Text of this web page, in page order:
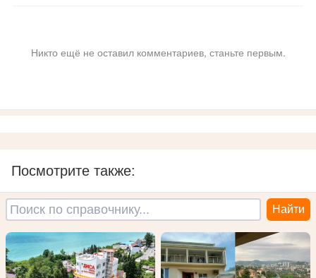
Никто ещё не оставил комментариев, станьте первым.
Посмотрите также: